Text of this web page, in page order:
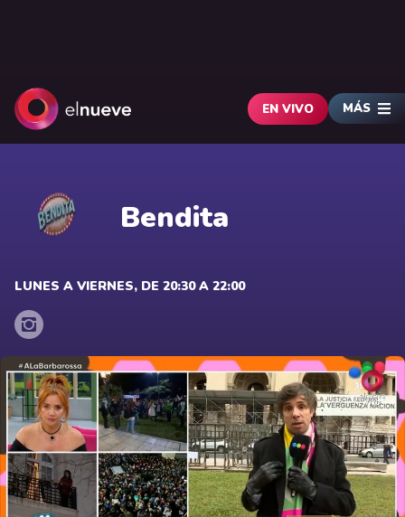
EN VIVO MÁS
Bendita
LUNES A VIERNES, DE 20:30 A 22:00